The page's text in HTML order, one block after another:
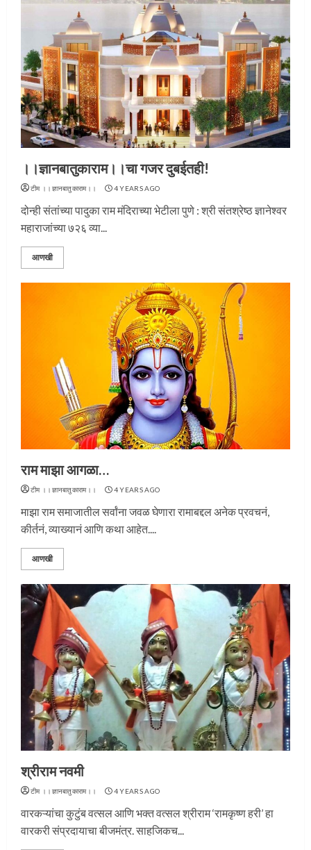
।।ज्ञानबातुकाराम।।चा गजर दुबईतही!
टीम ।।ज्ञानबातुकाराम।। 4 YEARS AGO
दोन्ही संतांच्या पादुका राम मंदिराच्या भेटीला पुणे : श्री संतश्रेष्ठ ज्ञानेश्वर
महाराजांच्या ७२६ व्या...
आणखी
राम माझा आगळा…
टीम ।।ज्ञानबातुकाराम।। 4 YEARS AGO
माझा राम समाजातील सर्वांना जवळ घेणारा रामाबद्दल अनेक प्रवचनं,
कीर्तनं, व्याख्यानं आणि कथा आहेत....
आणखी
श्रीराम नवमी
टीम ।।ज्ञानबातुकाराम।। 4 YEARS AGO
वारकऱ्यांचा कुटुंब वत्सल आणि भक्त वत्सल श्रीराम ‘रामकृष्ण हरी’ हा
वारकरी संप्रदायाचा बीजमंत्र. साहजिकच...